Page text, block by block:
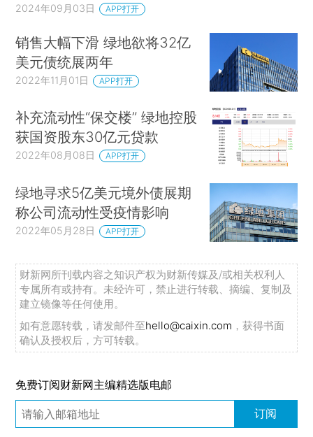
2024年09月03日 APP打开
销售大幅下滑 绿地欲将32亿
美元债统展两年
2022年11月01日 APP打开
补充流动性“保交楼” 绿地控股
获国资股东30亿元贷款
2022年08月08日 APP打开
绿地寻求5亿美元境外债展期
称公司流动性受疫情影响
2022年05月28日 APP打开
财新网所刊载内容之知识产权为财新传媒及/或相关权利人
专属所有或持有。未经许可，禁止进行转载、摘编、复制及
建立镜像等任何使用。
如有意愿转载，请发邮件至hello@caixin.com ，获得书面
确认及授权后，方可转载。
免费订阅财新网主编精选版电邮
订阅